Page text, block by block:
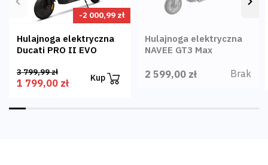
Poprzedni
-2 000,99 zł
Hulajnoga elektryczna
Ducati PRO II EVO
3 799,99 zł
1 799,00 zł Kup
Hulajnoga elektryczna
NAVEE GT3 Max
2 599,00 zł Brak